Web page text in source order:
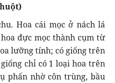
Hoa cái mọc ở nách lá
đực mọc thành cụm từ
lưỡng tính; có giống trên
chỉ có 1 loại hoa trên
phấn nhờ côn trùng, bầu